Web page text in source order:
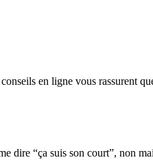
en ligne vous rassurent
dire “ça suis son court”, non